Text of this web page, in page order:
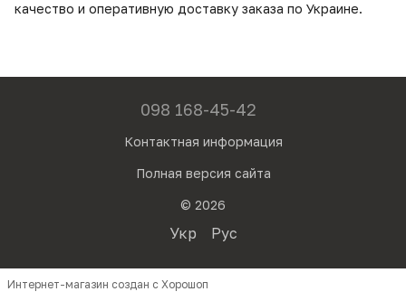
качество и оперативную доставку заказа по Украине.
098 168-45-42
Контактная информация
Полная версия сайта
© 2026
Укр Рус
Интернет-магазин создан с Хорошоп